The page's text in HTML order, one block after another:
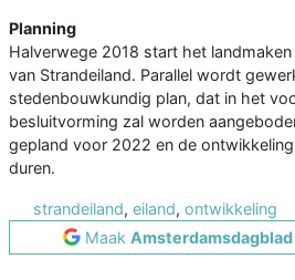
Planning
Halverwege 2018 start het
van Strandeiland. Parallel wordt
stedenbouwkundig plan, dat in het
besluitvorming zal worden
gepland voor 2022 en de
duren.
strandeiland, eiland, ontwikkeling
Maak Amsterdamsdagblad